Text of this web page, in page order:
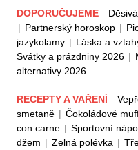
DOPORUČUJEME
| Partnerský horoskop |
jazykolamy | Láska a
Svátky a prázdniny 2026 |
alternativy 2026
RECEPTY A VAŘENÍ
smetaně | Čokoládové
con carne | Sportovní
džem | Zelná polévka |